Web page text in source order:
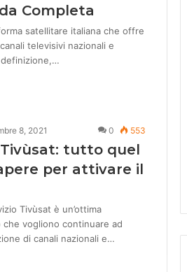
Completa
satellitare italiana che offre
televisivi nazionali e
8, 2021 0 553
tutto quel
per attivare il
Tivùsat è un’ottima
vogliono continuare ad
di canali nazionali e…